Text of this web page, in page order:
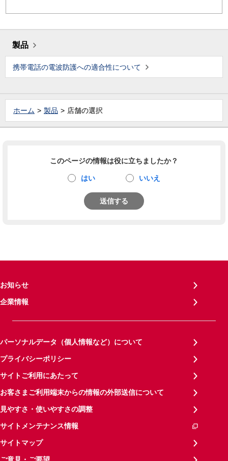
製品
携帯電話の電波防護への適合性について
ホーム 製品 店舗の選択
このページの情報は役に立ちましたか？
はい いいえ
送信する
お知らせ
企業情報
パーソナルデータ（個人情報など）について
プライバシーポリシー
サイトご利用にあたって
お客さまご利用端末からの情報の外部送信について
見やすさ・使いやすさの調整
サイトメンテナンス情報
サイトマップ